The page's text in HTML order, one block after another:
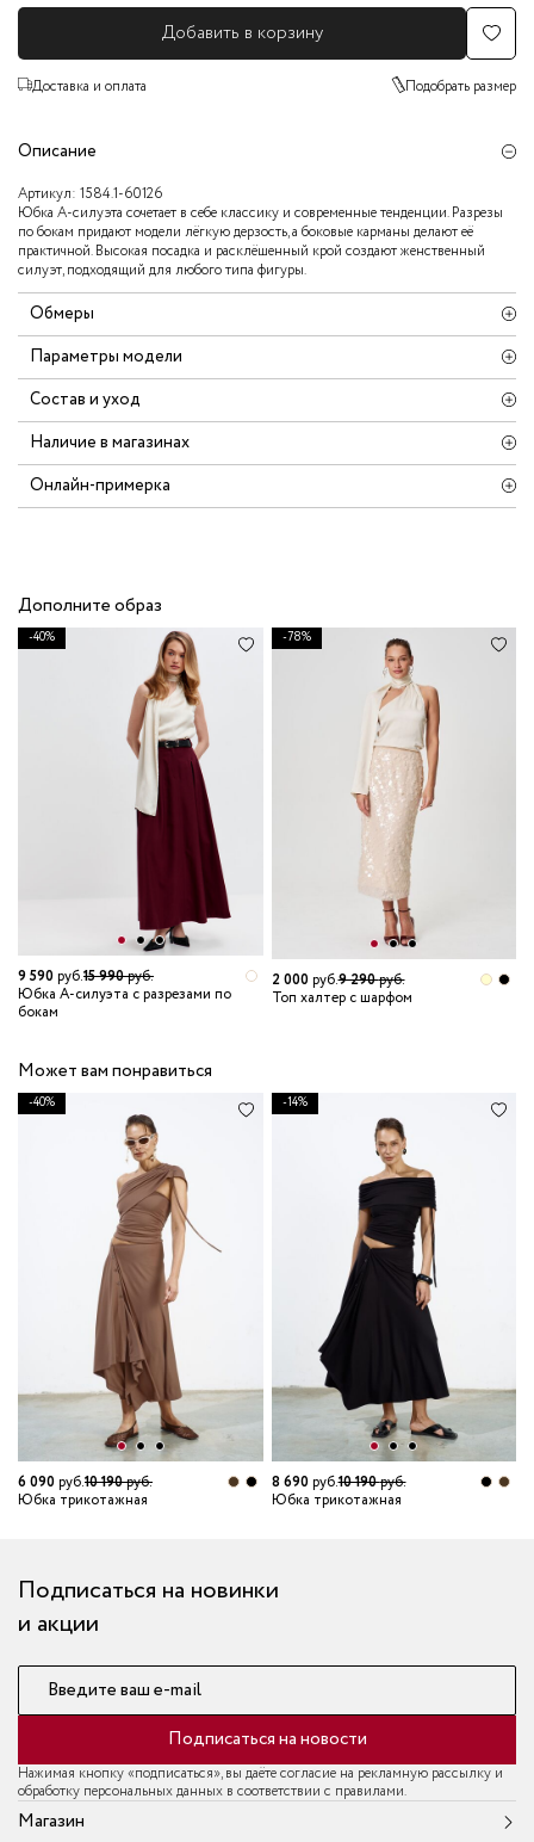
Добавить в корзину
Доставка и оплата Подобрать размер
Описание
Артикул: 1584.1-60126
Юбка А-силуэта сочетает в себе классику и современные тенденции. Разрезы
по бокам придают модели лёгкую дерзость, а боковые карманы делают её
практичной. Высокая посадка и расклёшенный крой создают женственный
силуэт, подходящий для любого типа фигуры.
Обмеры
Параметры модели
Состав и уход
Наличие в магазинах
Онлайн-примерка
Дополните образ
-40%
9 590руб.15 990руб.
Юбка А-силуэта с разрезами по
бокам
-78%
2 000руб.9 290руб.
Топ халтер с шарфом
Может вам понравиться
-40%
6 090руб.10 190руб.
Юбка трикотажная
-14%
8 690руб.10 190руб.
Юбка трикотажная
Подписаться на новинки
и акции
Введите ваш e-mail
Подписаться на новости
Нажимая кнопку «подписаться», вы даёте согласие на рекламную рассылку и
обработку персональных данных в соответствии с правилами.
Магазин